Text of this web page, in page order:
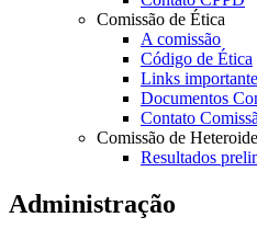
Comissão de Ética
A comissão
Código de Ética
Links
Documentos
Contato
Comissão de
Resultados
Administração